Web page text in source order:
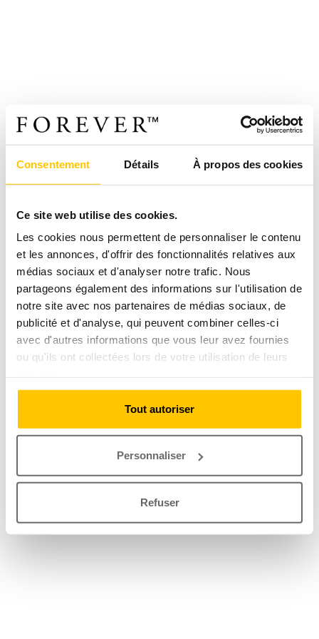
Consentement Détails À propos des cookies
Ce site web utilise des cookies.
Les cookies nous permettent de personnaliser le contenu
et les annonces, d'offrir des fonctionnalités relatives aux
médias sociaux et d'analyser notre trafic. Nous
partageons également des informations sur l'utilisation de
notre site avec nos partenaires de médias sociaux, de
publicité et d'analyse, qui peuvent combiner celles-ci
avec d'autres informations que vous leur avez fournies
ou qu'ils ont collectées lors de votre utilisation de leurs
Tout autoriser
Personnaliser
Refuser